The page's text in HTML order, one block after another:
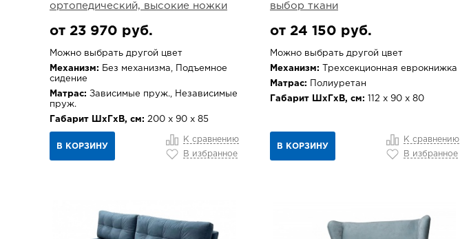
ортопедический, высокие ножки
от 23 970 руб.
Можно выбрать другой цвет
Механизм: Без механизма, Подъемное
сидение
Матрас: Зависимые пруж., Независимые
пруж.
Габарит ШхГхВ, см: 200 х 90 х 85
В КОРЗИНУ
К сравнению
В избранное
выбор ткани
от 24 150 руб.
Можно выбрать другой цвет
Механизм: Трехсекционная еврокнижка
Матрас: Полиуретан
Габарит ШхГхВ, см: 112 х 90 х 80
В КОРЗИНУ
К сравнению
В избранное